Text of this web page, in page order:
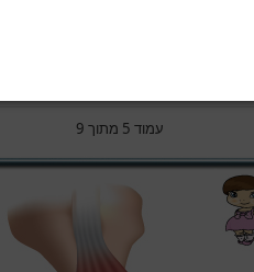
עמוד 5 מתוך 9